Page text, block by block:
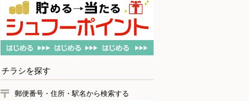
チラシを探す
郵便番号・住所・駅名から検索する